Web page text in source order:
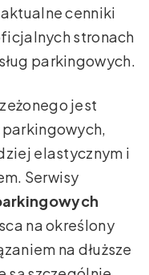
cenniki
stronach
parkingowych.
jest
elastycznym i
Serwisy
na określony
na dłuższe